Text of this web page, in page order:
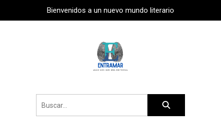
Bienvenidos a un nuevo mundo literario